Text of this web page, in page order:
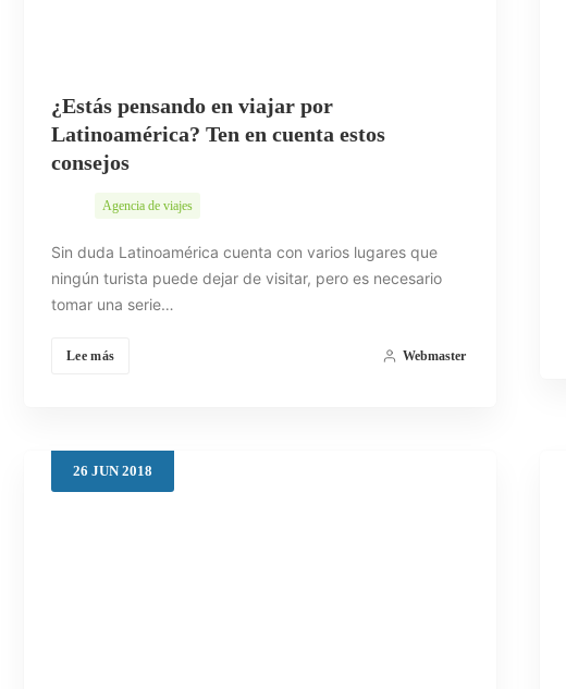
¿Estás pensando en viajar por
Latinoamérica? Ten en cuenta estos
consejos
Agencia de viajes
Sin duda Latinoamérica cuenta con varios lugares que
ningún turista puede dejar de visitar, pero es necesario
tomar una serie…
Lee más Webmaster
26 JUN 2018